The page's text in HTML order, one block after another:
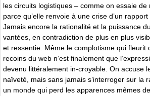
les circuits logistiques – comme on essaie
parce qu’elle renvoie à une crise d’un
Jamais encore la rationalité et la puissance
vantées, en contradiction de plus en plus
et ressentie. Même le complotisme qui fleurit
recoins du web n’est finalement que
devenu littéralement in-croyable. On accuse
naïveté, mais sans jamais s’interroger sur la
un monde qui perd les apparences mêmes